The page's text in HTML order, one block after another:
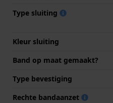
Type sluiting
Kleur sluiting
Band op maat gemaakt?
Type bevestiging
Rechte bandaanzet